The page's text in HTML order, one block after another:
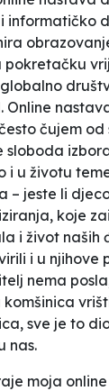
informatičko
pokretačku
Online
čujem
sloboda
i u životu
– jeste li
koje
i život naših
i u njihove
nema
sve je to
nas.
moja